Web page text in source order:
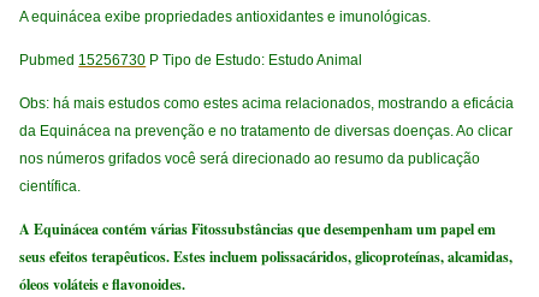
A equinácea exibe propriedades antioxidantes e imunológicas.
Pubmed 15256730 P Tipo de Estudo: Estudo Animal
Obs: há mais estudos como estes acima relacionados, mostrando a eficácia
da Equinácea na prevenção e no tratamento de diversas doenças.Ao clicar
nos números grifados você será direcionado ao resumo da publicação
científica.
A Equinácea contém várias Fitossubstâncias que desempenham um papel em
seus efeitos terapêuticos. Estes incluem polissacáridos, glicoproteínas, alcamidas,
óleos voláteis e flavonoides.